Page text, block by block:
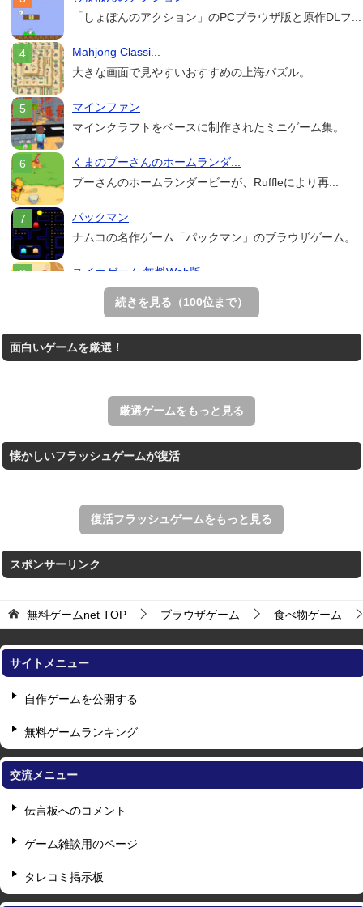
「しょぼんのアクション」のPCブラウザ版と原作DLフ...
Mahjong Classi...
大きな画面で見やすいおすすめの上海パズル。
マインファン
マインクラフトをベースに制作されたミニゲーム集。
くまのプーさんのホームランダ...
プーさんのホームランダービーが、Ruffleにより再...
パックマン
ナムコの名作ゲーム「パックマン」のブラウザゲーム。
スイカゲーム 無料Web版
スイカゲームをスクラッチで再現した無料Web版。
リアルな麻雀牌を使う18種類の上海ゲーム。
すべての矢印を画面外へ導くパズルゲーム。
続きを見る（100位まで）
面白いゲームを厳選！
厳選ゲームをもっと見る
懐かしいフラッシュゲームが復活
復活フラッシュゲームをもっと見る
スポンサーリンク
無料ゲームnet TOP ブラウザゲーム 食べ物ゲーム
サイトメニュー
自作ゲームを公開する
無料ゲームランキング
交流メニュー
伝言板へのコメント
ゲーム雑談用のページ
タレコミ掲示板